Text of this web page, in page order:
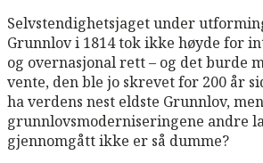
Selvstendighetsjaget under
Grunnlov i 1814 tok ikke høyde for
og overnasjonal rett – og det burde
vente, den ble jo skrevet for 200 år
ha verdens nest eldste Grunnlov,
grunnlovsmoderniseringene andre
gjennomgått ikke er så dumme?